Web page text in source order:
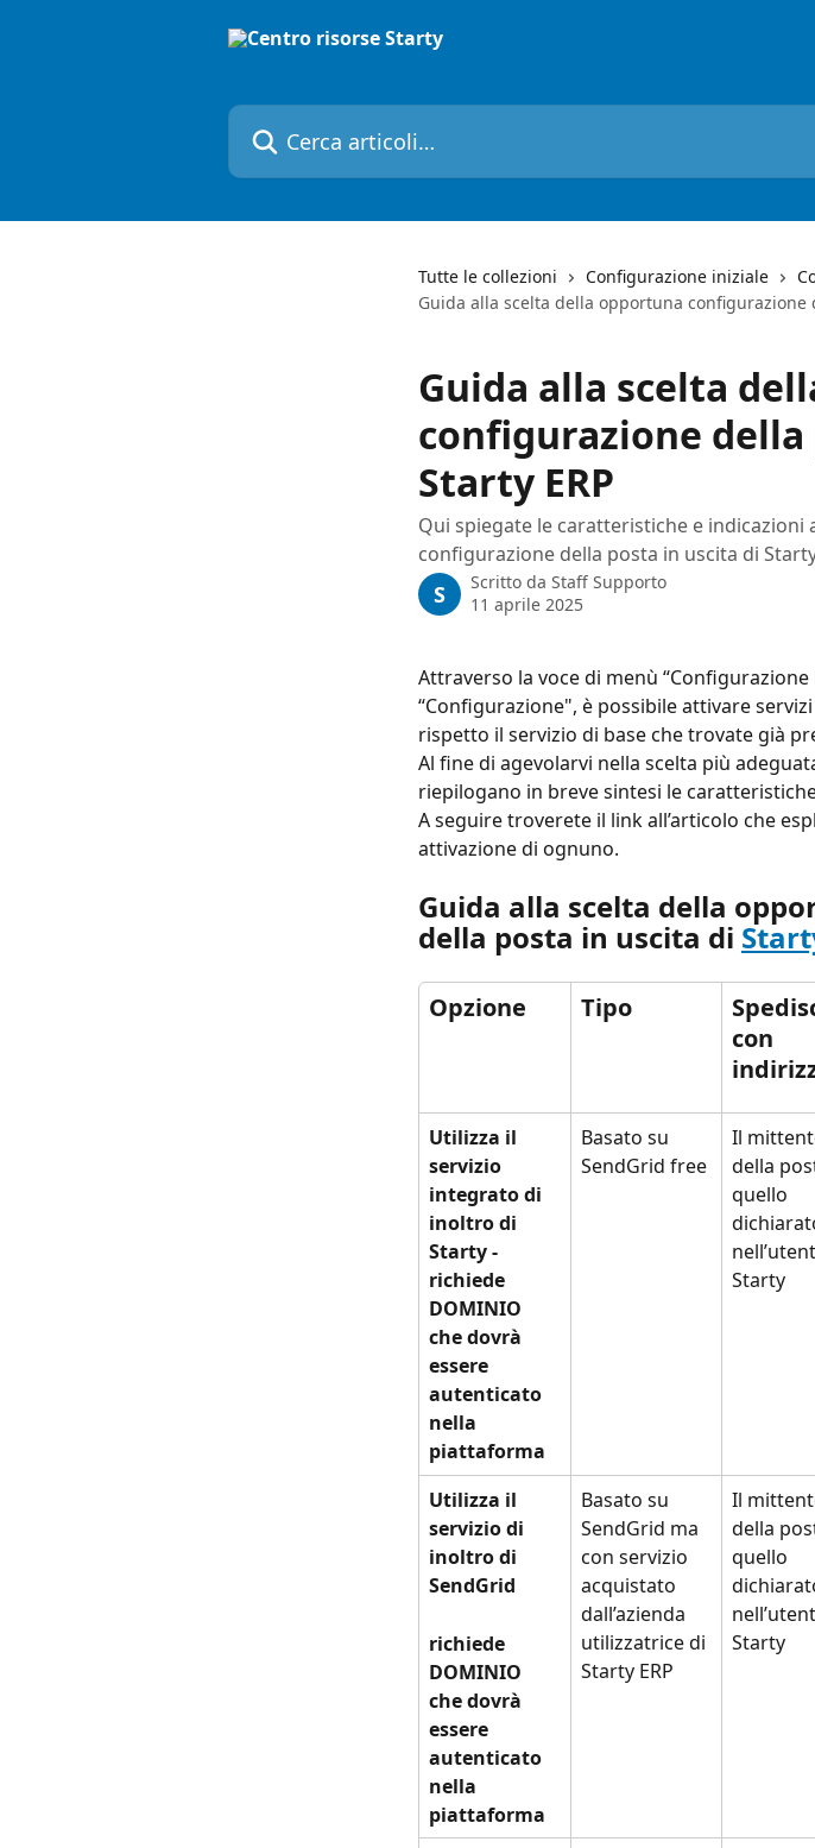
Cerca articoli…
Tutte le collezioni Configurazione iniziale
Guida alla scelta della opportuna configurazione
Guida alla scelta
configurazione
Starty ERP
Qui spiegate le caratteristiche e indicazioni
configurazione della posta in uscita di Starty
S Scritto da Staff Supporto
11 aprile 2025
Attraverso la voce di menù
“Configurazione", è possibile attivare
rispetto il servizio di base che trovate già
Al fine di agevolarvi nella scelta più
riepilogano in breve sintesi le
A seguire troverete il link all’articolo che
attivazione di ognuno.
Guida alla scelta della
della posta in uscita di
Opzione Tipo
con
Utilizza il
servizio
integrato di
inoltro di
Starty -
richiede
DOMINIO
che dovrà
essere
autenticato
nella
piattaforma
Basato su
SendGrid free
Il
della
quello
Starty
Utilizza il
servizio di
inoltro di
SendGrid
richiede
DOMINIO
che dovrà
essere
autenticato
nella
piattaforma
Basato su
SendGrid ma
con servizio
acquistato
dall’azienda
utilizzatrice di
Starty ERP
Il
della
quello
Starty